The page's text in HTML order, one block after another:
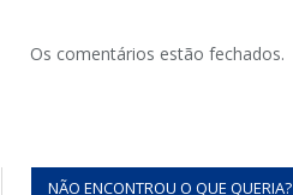
Os comentários estão fechados.
NÃO ENCONTROU O QUE QUERIA?